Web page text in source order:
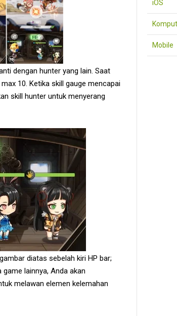
dengan hunter yang lain. Saat
10. Ketika skill gauge mencapai
skill hunter untuk menyerang
diatas sebelah kiri HP bar;
lainnya, Anda akan
melawan elemen kelemahan
iOS
Mobile